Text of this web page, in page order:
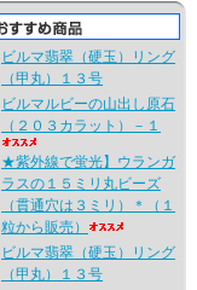
ビルマ翡翠（硬玉）リング
（甲丸）１３号
ビルマルビーの山出し原石
（２０３カラット）－１
★紫外線で蛍光】ウランガ
ラスの１５ミリ丸ビーズ
（貫通穴は３ミリ）＊（１
粒から販売）
ビルマ翡翠（硬玉）リング
（甲丸）１３号